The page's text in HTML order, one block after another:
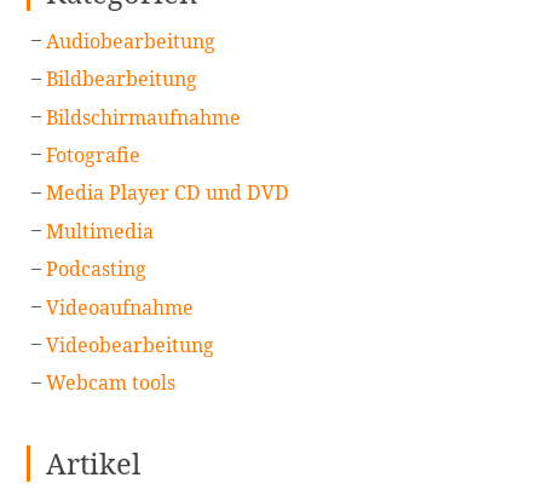
Audiobearbeitung
Bildbearbeitung
Bildschirmaufnahme
Fotografie
Media Player CD und DVD
Multimedia
Podcasting
Videoaufnahme
Videobearbeitung
Webcam tools
Artikel